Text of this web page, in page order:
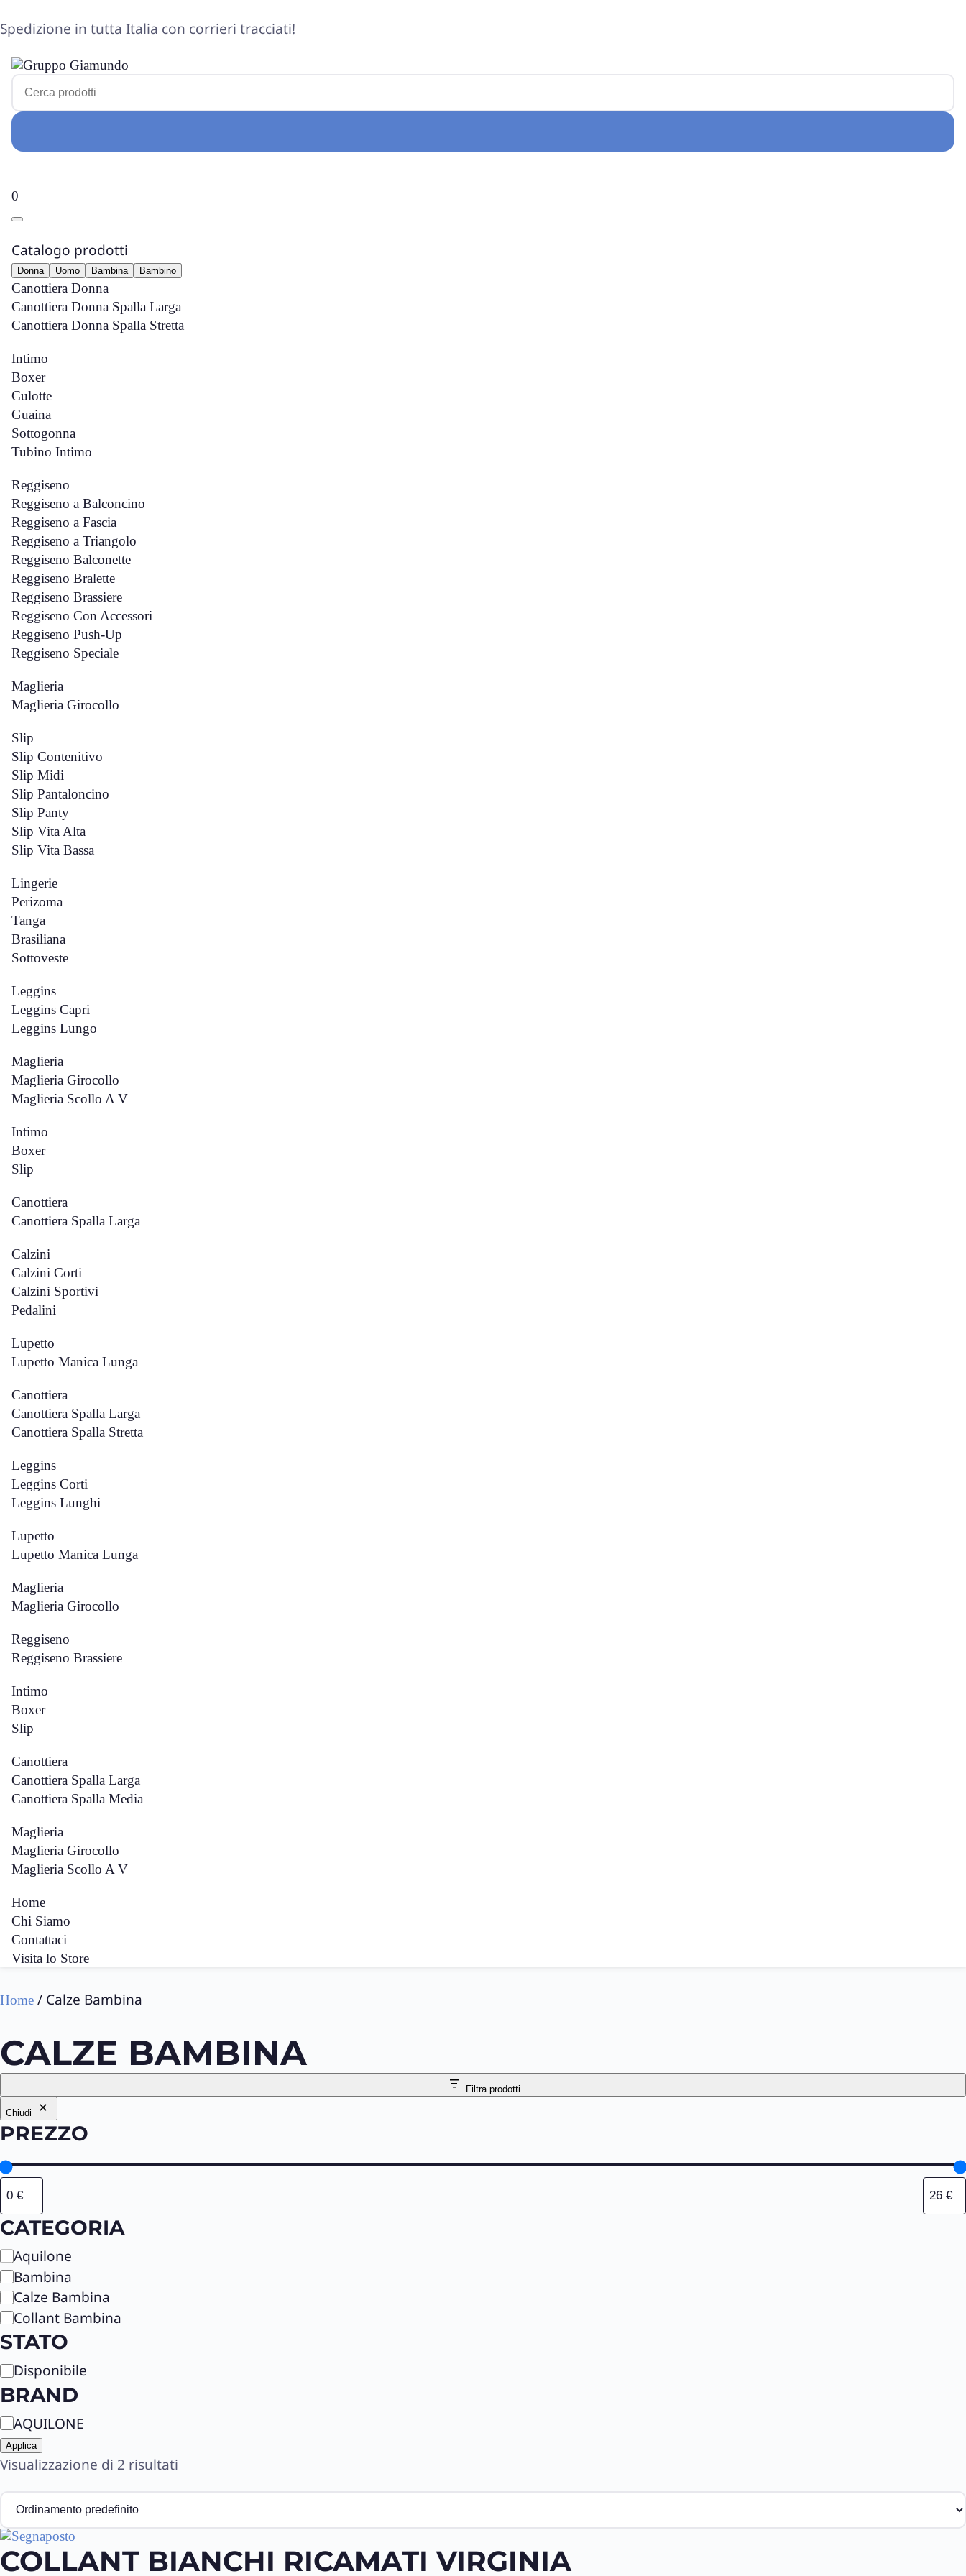
Spedizione in tutta Italia con corrieri tracciati!
0
Catalogo prodotti
Donna Uomo Bambina Bambino
Canottiera Donna
Canottiera Donna Spalla Larga
Canottiera Donna Spalla Stretta
Intimo
Boxer
Culotte
Guaina
Sottogonna
Tubino Intimo
Reggiseno
Reggiseno a Balconcino
Reggiseno a Fascia
Reggiseno a Triangolo
Reggiseno Balconette
Reggiseno Bralette
Reggiseno Brassiere
Reggiseno Con Accessori
Reggiseno Push-Up
Reggiseno Speciale
Maglieria
Maglieria Girocollo
Slip
Slip Contenitivo
Slip Midi
Slip Pantaloncino
Slip Panty
Slip Vita Alta
Slip Vita Bassa
Lingerie
Perizoma
Tanga
Brasiliana
Sottoveste
Leggins
Leggins Capri
Leggins Lungo
Maglieria
Maglieria Girocollo
Maglieria Scollo A V
Intimo
Boxer
Slip
Canottiera
Canottiera Spalla Larga
Calzini
Calzini Corti
Calzini Sportivi
Pedalini
Lupetto
Lupetto Manica Lunga
Canottiera
Canottiera Spalla Larga
Canottiera Spalla Stretta
Leggins
Leggins Corti
Leggins Lunghi
Lupetto
Lupetto Manica Lunga
Maglieria
Maglieria Girocollo
Reggiseno
Reggiseno Brassiere
Intimo
Boxer
Slip
Canottiera
Canottiera Spalla Larga
Canottiera Spalla Media
Maglieria
Maglieria Girocollo
Maglieria Scollo A V
Home
Chi Siamo
Contattaci
Visita lo Store
Home / Calze Bambina
CALZE BAMBINA
Filtra prodotti
Chiudi
PREZZO
CATEGORIA
C
a
t
e
g
o
r
i
a
Aquilone
Bambina
Calze Bambina
Collant Bambina
STATO
S
t
a
t
o
Disponibile
BRAND
B
r
a
AQUILONE
Applica
Visualizzazione di 2 risultati
COLLANT BIANCHI RICAMATI VIRGINIA